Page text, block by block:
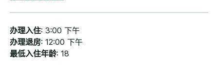
办理入住: 3:00 下午
办理退房: 12:00 下午
最低入住年龄: 18